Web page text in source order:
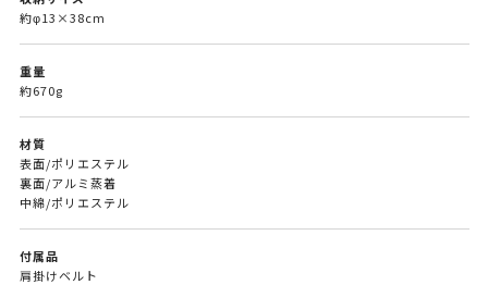
約φ13×38cm
重量
約670g
材質
表面/ポリエステル
裏面/アルミ蒸着
中綿/ポリエステル
付属品
肩掛けベルト